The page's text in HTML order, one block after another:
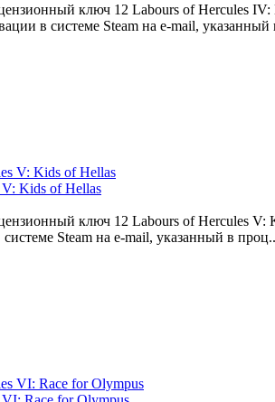
ключ 12 Labours of Hercules
в системе Steam на e-mail, указанный
Kids of Hellas
ключ 12 Labours of Hercules
Steam на e-mail, указанный в проц..